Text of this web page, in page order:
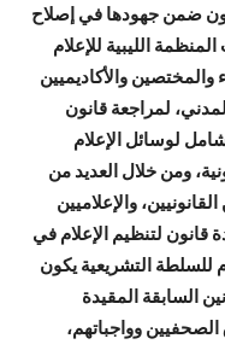
ضمن جهودها في إصلاح
الليبية للإعلام
من الخبراء والمختصين والأكاديميين
لمراجعة قانون
لوسائل الإعلام
ومن خلال العديد من
والإعلاميين
قانون لتنظيم الإعلام في
و 83 مادة، يقدم للسلطة التشريعية يكون
السابقة المقيدة
وواجباتهم،